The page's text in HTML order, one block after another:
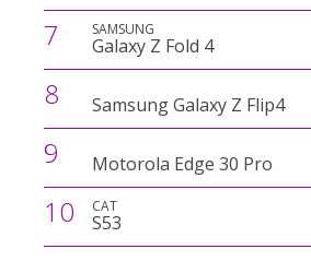
7 SAMSUNG
Galaxy Z Fold 4
8 Samsung Galaxy Z Flip4
9 Motorola Edge 30 Pro
10 CAT
S53